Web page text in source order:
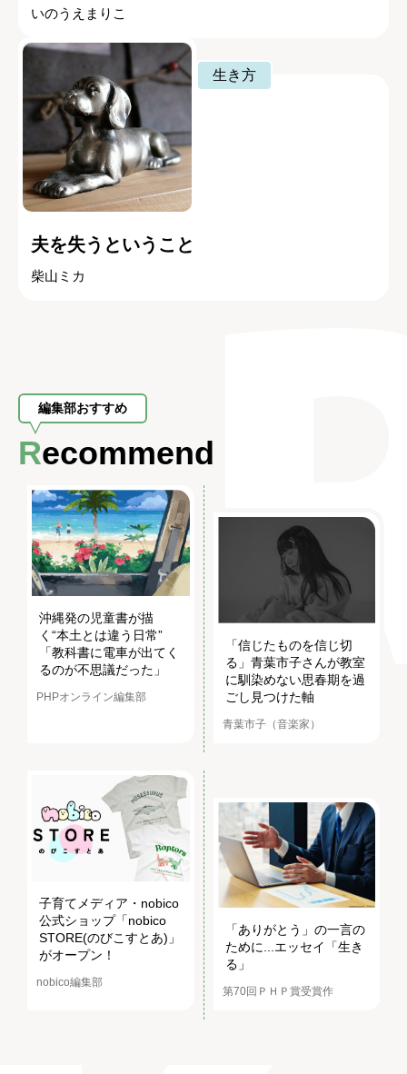
いのうえまりこ
生き方
夫を失うということ
柴山ミカ
編集部おすすめ
Recommend
沖縄発の児童書が描
く“本土とは違う日常”
「教科書に電車が出てく
るのが不思議だった」
PHPオンライン編集部
「信じたものを信じ切
る」青葉市子さんが教室
に馴染めない思春期を過
ごし見つけた軸
青葉市子（音楽家）
子育てメディア・nobico
公式ショップ「nobico
STORE(のびこすとあ)」
がオープン！
nobico編集部
「ありがとう」の一言の
ために...エッセイ「生き
る」
第70回ＰＨＰ賞受賞作